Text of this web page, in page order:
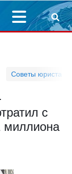
Советы юриста
с
миллиона